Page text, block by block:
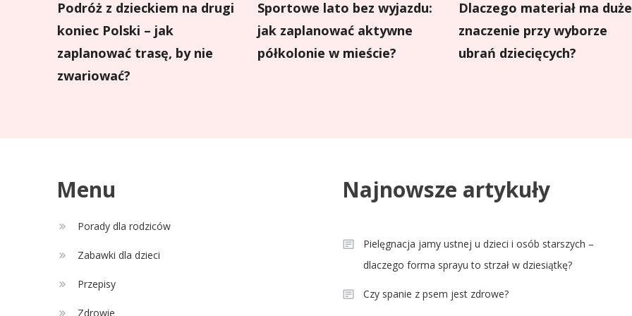
Podróż z dzieckiem na drugi
koniec Polski – jak
zaplanować trasę, by nie
zwariować?
Sportowe lato bez wyjazdu:
jak zaplanować aktywne
półkolonie w mieście?
Dlaczego materiał ma duże
znaczenie przy wyborze
ubrań dziecięcych?
Menu
Porady dla rodziców
Zabawki dla dzieci
Przepisy
Zdrowie
Najnowsze artykuły
Pielęgnacja jamy ustnej u dzieci i osób starszych –
dlaczego forma sprayu to strzał w dziesiątkę?
Czy spanie z psem jest zdrowe?